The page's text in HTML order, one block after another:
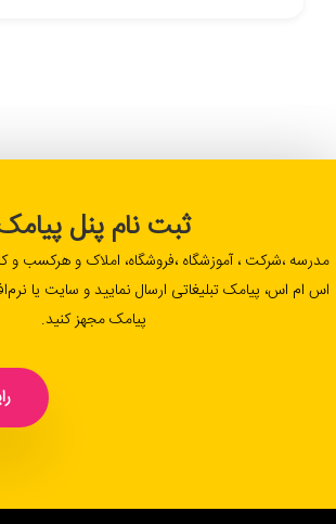
ثبت نام پنل
مدرسه ،شرکت ، آموزشگاه ،فروشگاه، املاک و هرکسب و
اس ام اس، پیامک تبلیغاتی ارسال نمایید و سایت یا
پیامک مجهز کنید.